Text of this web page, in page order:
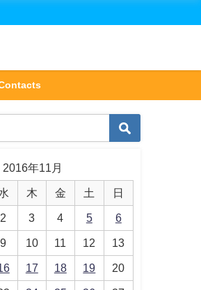
2016年11月
木 金 土 日
2 3 4 5 6
9 10 11 12 13
17 18 19 20